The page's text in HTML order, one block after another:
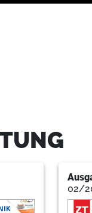
Zahnarzt und
02/